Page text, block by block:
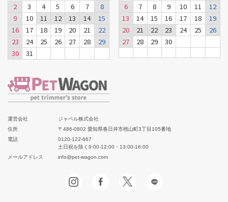
2
3 4 5 6 7
8
9
10 11 12 13 14
15
16
17 18 19 20 21
22
23
24 25 26 27 28
29
30
31
6
7 8 9 10 11
12
13
14 15 16 17 18
19
20
21 22 23 24 25
26
27
28 29 30
運営会社
ジャペル株式会社
住所
〒486-0802 愛知県春日井市桃山町3丁目105番地
電話
0120-122-667
土日祝を除く9:00-12:00・13:00-16:00
メールアドレス
info@pet-wagon.com